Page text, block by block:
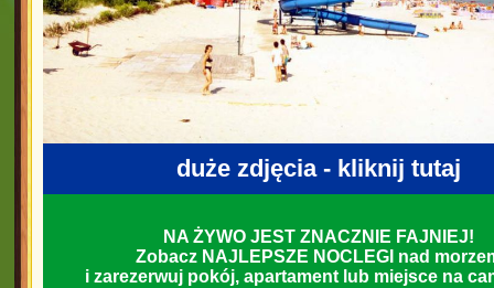
duże zdjęcia - kliknij tutaj
NA ŻYWO JEST ZNACZNIE FAJNIEJ!
Zobacz NAJLEPSZE NOCLEGI nad
i zarezerwuj pokój, apartament lub miejsce na